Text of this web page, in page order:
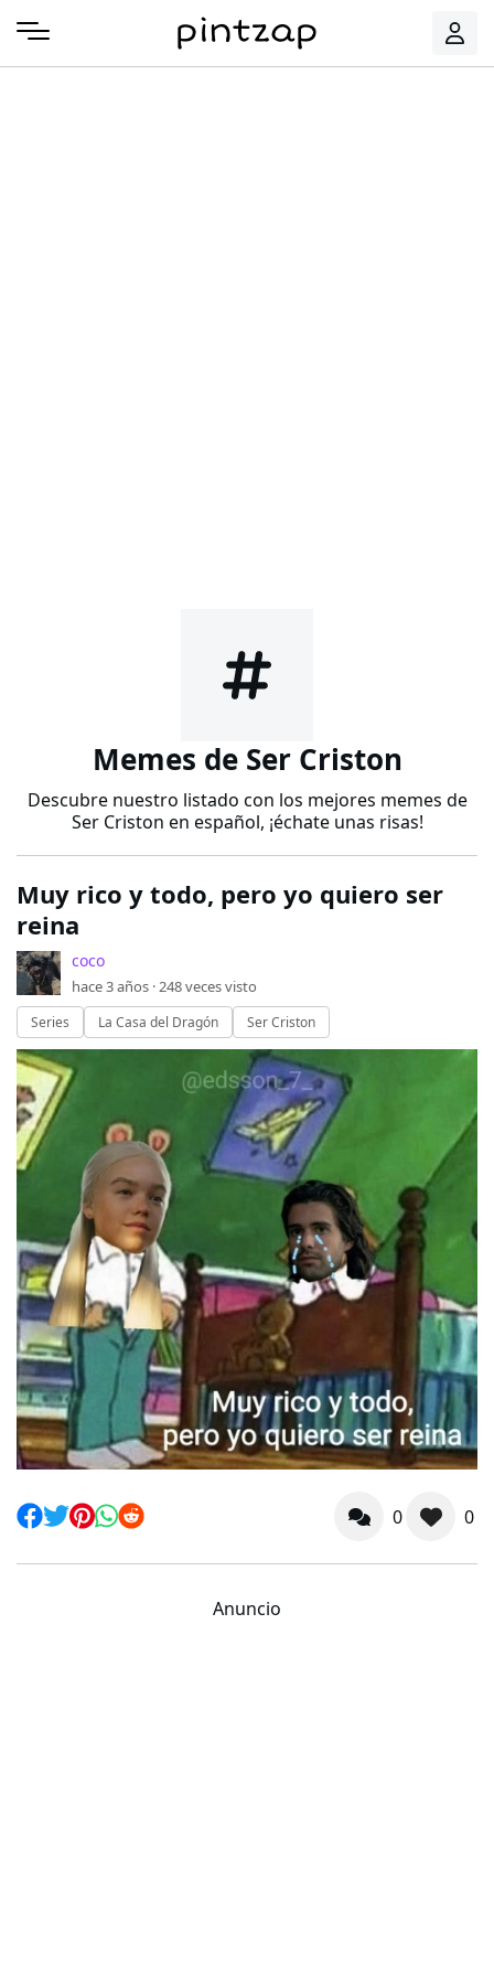
Memes de Ser Criston
Descubre nuestro listado con los mejores memes de
Ser Criston en español, ¡échate unas risas!
Muy rico y todo, pero yo quiero ser
reina
coco
hace 3 años ·248veces visto
Series La Casa del Dragón Ser Criston
0 0
Anuncio